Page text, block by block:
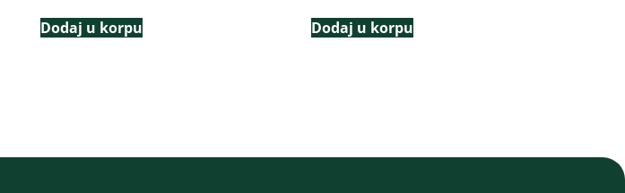
Dodaj u korpu Dodaj u korpu